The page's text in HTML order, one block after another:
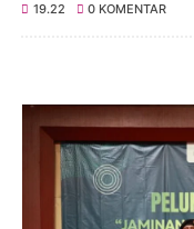
19.22 0 KOMENTAR